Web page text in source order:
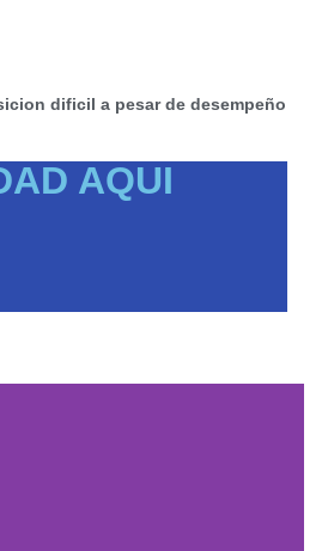
dificil a pesar de desempeño
AQUI